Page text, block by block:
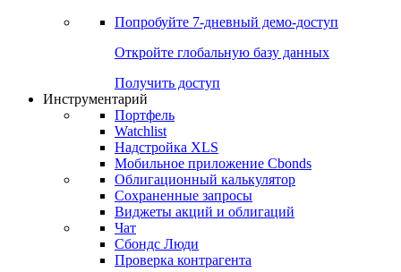
Попробуйте 7-дневный демо-доступ
Откройте глобальную базу данных
Получить доступ
Инструментарий
Портфель
Watchlist
Надстройка XLS
Мобильное приложение Cbonds
Облигационный калькулятор
Сохраненные запросы
Виджеты акций и облигаций
Чат
Сбондс Люди
Проверка контрагента